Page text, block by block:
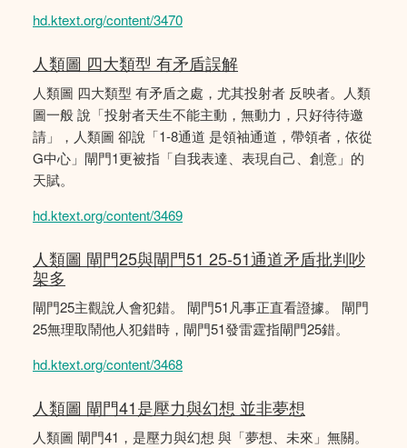
hd.ktext.org/content/3470
人類圖 四大類型 有矛盾誤解
人類圖 四大類型 有矛盾之處，尤其投射者 反映者。人類
圖一般 說「投射者天生不能主動，無動力，只好待待邀
請」，人類圖 卻說「1-8通道 是領袖通道，帶領者，依從
G中心」閘門1更被指「自我表達、表現自己、創意」的
天賦。
hd.ktext.org/content/3469
人類圖 閘門25與閘門51 25-51通道矛盾批判吵
架多
閘門25主觀說人會犯錯。 閘門51凡事正直看證據。 閘門
25無理取鬧他人犯錯時，閘門51發雷霆指閘門25錯。
hd.ktext.org/content/3468
人類圖 閘門41是壓力與幻想 並非夢想
人類圖 閘門41，是壓力與幻想 與「夢想、未來」無關。